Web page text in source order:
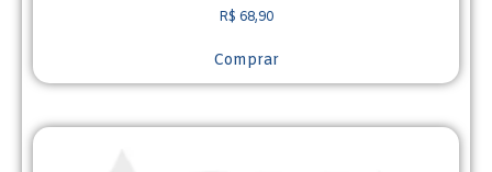
R$ 68,90
Comprar